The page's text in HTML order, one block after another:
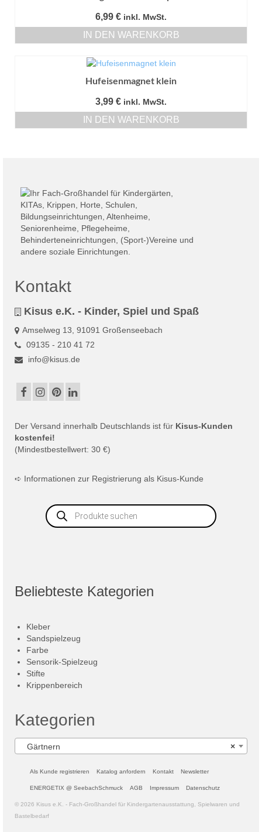
6,99 € inkl. MwSt.
IN DEN WARENKORB
Hufeisenmagnet klein
3,99 € inkl. MwSt.
IN DEN WARENKORB
Kontakt
Kisus e.K. - Kinder, Spiel und Spaß
Amselweg 13, 91091 Großenseebach
09135 - 210 41 72
info@kisus.de
Der Versand innerhalb Deutschlands ist für Kisus-Kunden
kostenfei!
(Mindestbestellwert: 30 €)
➪ Informationen zur Registrierung als Kisus-Kunde
Products
search
Beliebteste Kategorien
Kleber
Sandspielzeug
Farbe
Sensorik-Spielzeug
Stifte
Krippenbereich
Kategorien
×
Gärtnern
Als Kunde registrieren Katalog anfordern Kontakt Newsletter
ENERGETIX @ SeebachSchmuck AGB Impressum Datenschutz
© 2026 Kisus e.K. - Fach-Großhandel für Kindergartenausstattung, Spielwaren und
Bastelbedarf